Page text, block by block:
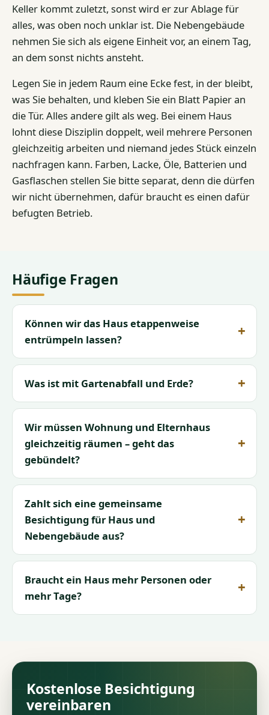
Keller kommt zuletzt, sonst wird er zur Ablage für
alles, was oben noch unklar ist. Die Nebengebäude
nehmen Sie sich als eigene Einheit vor, an einem Tag,
an dem sonst nichts ansteht.
Legen Sie in jedem Raum eine Ecke fest, in der bleibt,
was Sie behalten, und kleben Sie ein Blatt Papier an
die Tür. Alles andere gilt als weg. Bei einem Haus
lohnt diese Disziplin doppelt, weil mehrere Personen
gleichzeitig arbeiten und niemand jedes Stück einzeln
nachfragen kann. Farben, Lacke, Öle, Batterien und
Gasflaschen stellen Sie bitte separat, denn die dürfen
wir nicht übernehmen, dafür braucht es einen dafür
befugten Betrieb.
Häufige Fragen
Können wir das Haus etappenweise
entrümpeln lassen?
Was ist mit Gartenabfall und Erde?
Wir müssen Wohnung und Elternhaus
gleichzeitig räumen – geht das
gebündelt?
Zahlt sich eine gemeinsame
Besichtigung für Haus und
Nebengebäude aus?
Braucht ein Haus mehr Personen oder
mehr Tage?
Kostenlose Besichtigung
vereinbaren